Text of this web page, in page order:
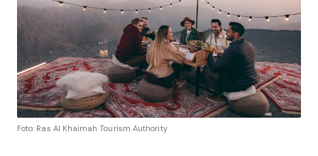
Foto: Ras Al Khaimah Tourism Authority